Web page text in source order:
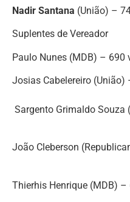
Nadir Santana (União) –
Suplentes de Vereador
Paulo Nunes (MDB) – 690
Josias Cabelereiro (União)
Sargento Grimaldo Souza
João Cleberson
Thierhis Henrique (MDB)